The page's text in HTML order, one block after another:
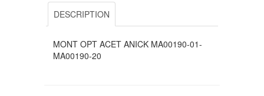
DESCRIPTION
MONT OPT ACET ANICK MA00190-01-
MA00190-20